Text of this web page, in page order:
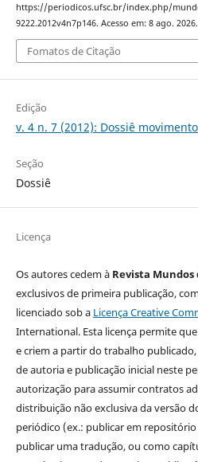
https://periodicos.ufsc.br/index.php/
9222.2012v4n7p146. Acesso em: 8 ago. 2026.
Fomatos de Citação
Edição
v. 4 n. 7 (2012): Dossiê
Seção
Dossiê
Licença
Os autores cedem à Revista
exclusivos de primeira publicação,
licenciado sob a Licença Creative
International. Esta licença permite que
e criem a partir do trabalho
de autoria e publicação inicial neste
autorização para assumir contratos
distribuição não exclusiva da versão
periódico (ex.: publicar em
publicar uma tradução, ou como